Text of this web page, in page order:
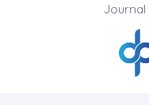
Journal